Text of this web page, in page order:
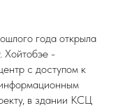
года открыла
Хойтобэе -
с доступом к
в здании КСЦ